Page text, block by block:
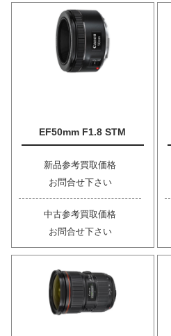
EF50mm F1.8 STM
新品参考買取価格
お問合せ下さい
中古参考買取価格
お問合せ下さい